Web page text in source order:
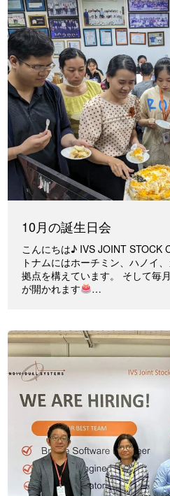
10月の誕生日会
こんにちは♪ IVS JOINT STOCK
トナムにはホーチミン、ハノイ
拠点を構えています。 そして毎
が開かれます
…